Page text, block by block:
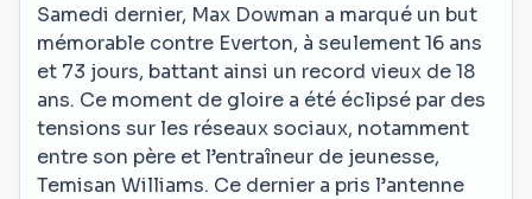
Samedi dernier, Max Dowman a marqué un but
mémorable contre Everton, à seulement 16 ans
et 73 jours, battant ainsi un record vieux de 18
ans. Ce moment de gloire a été éclipsé par des
tensions sur les réseaux sociaux, notamment
entre son père et l’entraîneur de jeunesse,
Temisan Williams. Ce dernier a pris l’antenne